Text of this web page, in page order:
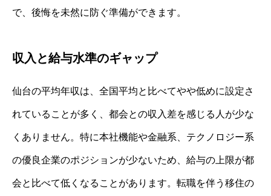
で、後悔を未然に防ぐ準備ができます。
収入と給与水準のギャップ
仙台の平均年収は、全国平均と比べてやや低めに設定さ
れていることが多く、都会との収入差を感じる人が少な
くありません。特に本社機能や金融系、テクノロジー系
の優良企業のポジションが少ないため、給与の上限が都
会と比べて低くなることがあります。転職を伴う移住の